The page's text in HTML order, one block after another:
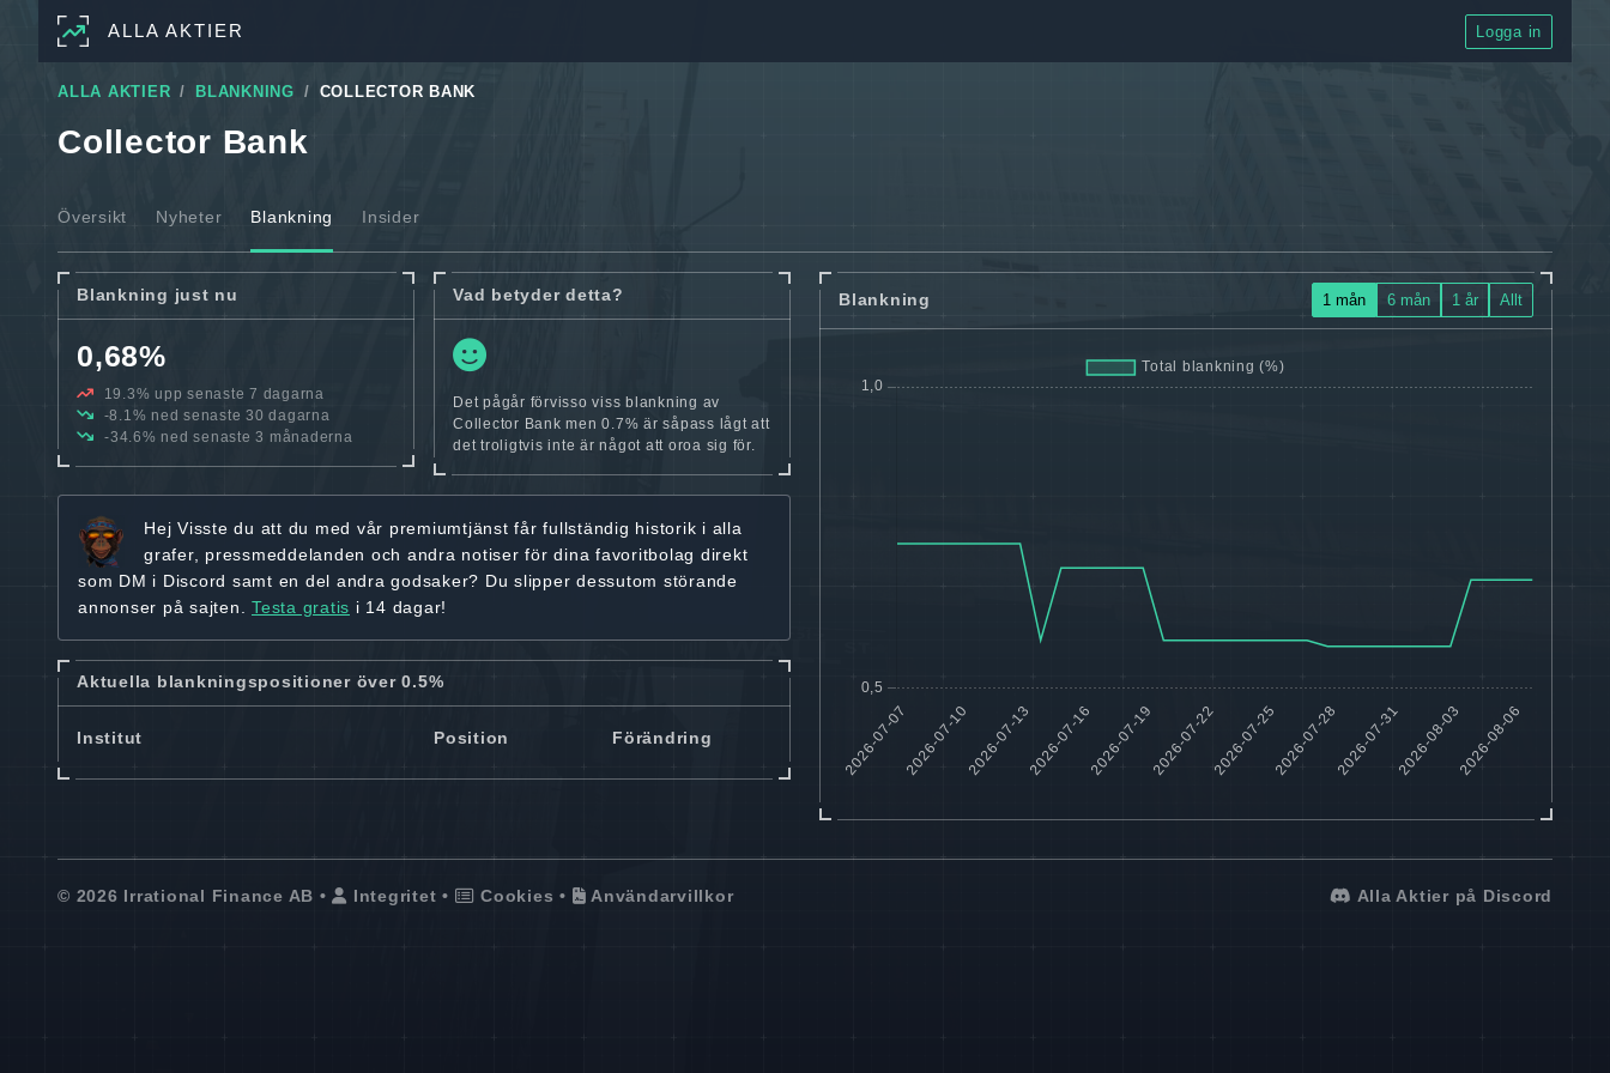
ALLA AKTIER Logga in
ALLA AKTIER BLANKNING COLLECTOR BANK
Collector Bank
Översikt Nyheter Blankning Insider
Blankning just nu
0,68%
19.3% upp senaste 7 dagarna
-8.1% ned senaste 30 dagarna
-34.6% ned senaste 3 månaderna
Vad betyder detta?
Det pågår förvisso viss blankning av
Collector Bank men 0.7% är såpass lågt att
det troligtvis inte är något att oroa sig för.
Hej Visste du att du med vår premiumtjänst fårfullständig historik i alla
grafer, pressmeddelanden och andra notiser för dina favoritbolag direkt
som DM i Discord samt en del andra godsaker? Du slipper dessutom störande
annonser på sajten. Testa gratis i 14 dagar!
Aktuella blankningspositioner över 0.5%
Institut Position Förändring
Blankning 1 mån 6 mån 1 år Allt
© 2026 Irrational Finance AB • Integritet • Cookies • Användarvillkor Alla Aktier på Discord